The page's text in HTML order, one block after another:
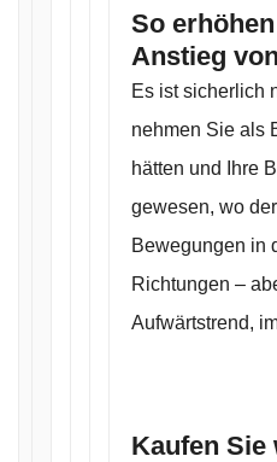
So
Anstieg
Es ist sicherlich
nehmen Sie als
hätten und Ihre
gewesen, wo
Bewegungen in
Richtungen –
Aufwärtstrend,
Kaufen Sie